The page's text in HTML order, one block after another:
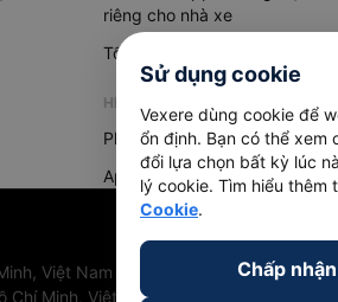
riêng cho nhà xe
Tổng đài AI
HỆ THỐNG QUẢN LÝ HÀNG HOÁ
Phần mềm quản lý hàng hoá
App quản lý hàng hoá
Việt Nam
Minh, Việt Nam
Sử dụng cookie
Vexere dùng cookie để
ổn định. Bạn có thể xem
đổi lựa chọn bất kỳ lúc
lý cookie. Tìm hiểu thêm
Cookie.
Chấp